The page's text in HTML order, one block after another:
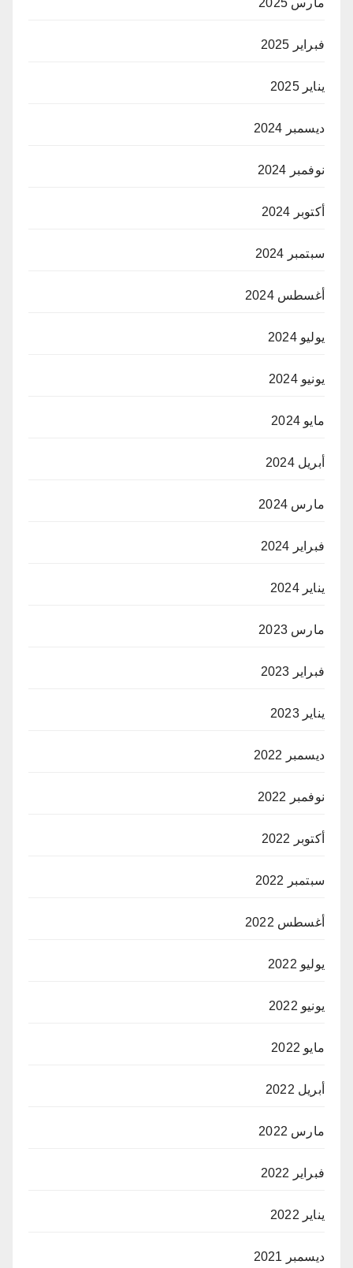
فبراير 2025
يناير 2025
ديسمبر 2024
نوفمبر 2024
أكتوبر 2024
سبتمبر 2024
أغسطس 2024
يوليو 2024
يونيو 2024
مايو 2024
أبريل 2024
مارس 2024
فبراير 2024
يناير 2024
مارس 2023
فبراير 2023
يناير 2023
ديسمبر 2022
نوفمبر 2022
أكتوبر 2022
سبتمبر 2022
أغسطس 2022
يوليو 2022
يونيو 2022
مايو 2022
أبريل 2022
مارس 2022
فبراير 2022
يناير 2022
ديسمبر 2021